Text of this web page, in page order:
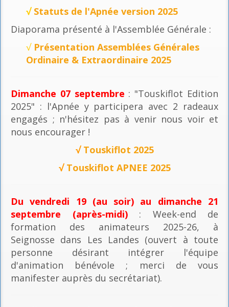
√ Statuts de l'Apnée version 2025
Diaporama présenté à l'Assemblée Générale :
√ Présentation Assemblées Générales
Ordinaire & Extraordinaire 2025
Dimanche 07 septembre : "Touskiflot Edition
2025" : l'Apnée y participera avec 2 radeaux
engagés ; n'hésitez pas à venir nous voir et
nous encourager !
√ Touskiflot 2025
√ Touskiflot APNEE 2025
Du vendredi 19 (au soir) au dimanche 21
septembre (après-midi): Week-end de
formation des animateurs 2025-26, à
Seignosse dans Les Landes (ouvert à toute
personne désirant intégrer l'équipe
d'animation bénévole ; merci de vous
manifester auprès du secrétariat).